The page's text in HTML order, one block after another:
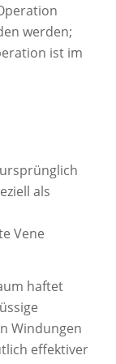
werden;
ist im
als
Vene
haftet
Windungen
effektiver